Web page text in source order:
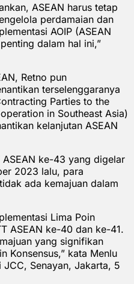
ASEAN harus tetap
perdamaian dan
AOIP (ASEAN
dalam hal ini,”
Retno pun
terselenggaranya
Parties to the
in Southeast Asia)
kelanjutan ASEAN
ke-43 yang digelar
2023 lalu, para
ada kemajuan dalam
Lima Poin
ASEAN ke-40 dan ke-41.
yang signifikan
Konsensus,” kata Menlu
Senayan, Jakarta, 5